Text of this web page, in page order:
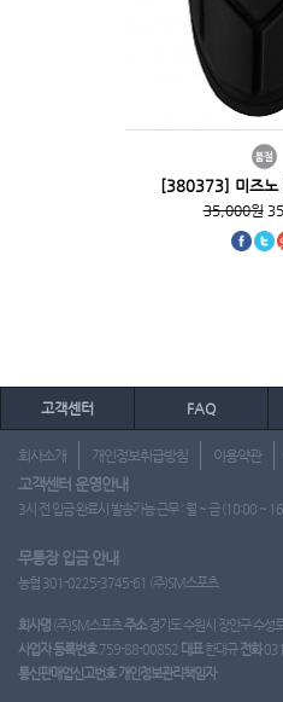
[380373] 미즈노
35,000원
고객센터 FAQ
회사소개 개인정보취급방침 이용약관
고객센터 운영안내
3시 전 입금 완료시 발송가능 근무 : 월 ~ 금 (10:00 ~
무통장 입금 안내
농협 301-0225-3745-61 (주)SM스포츠
회사명 (주)SM스포츠주소경기도 수원시 장안구 수성
사업자 등록번호759-88-00852 대표한대규 전화
통신판매업신고번호 개인정보관리책임자